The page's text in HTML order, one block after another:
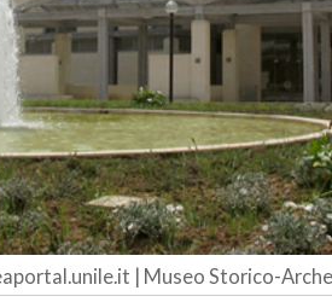
| Museo Storico-